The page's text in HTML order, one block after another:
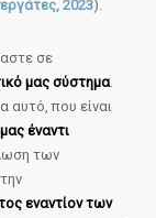
2023).
σε
μας σύστημα.
αυτό, που είναι
έναντι
των
εναντίον των